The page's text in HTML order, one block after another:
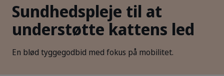
Brug for hjælp?
Sundhedspleje til at
understøtte kattens led
En blød tyggegodbid med fokus på mobilitet.